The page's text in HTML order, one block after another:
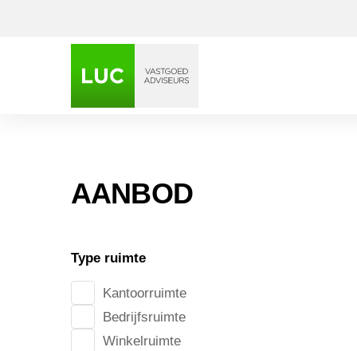
AANBOD
Type ruimte
Kantoorruimte
Bedrijfsruimte
Winkelruimte